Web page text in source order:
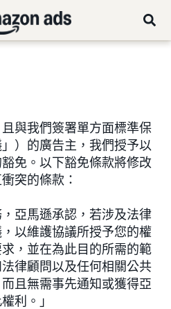
與我們簽署單方面標準保
）的廣告主，我們授予以
免。以下豁免條款將修改
突的條款：
，亞馬遜承認，若涉及法律
以維護協議所授予您的權
，並在為此目的所需的範
律顧問以及任何相關公共
且無需事先通知或獲得亞
利。」